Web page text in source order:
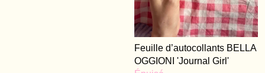
Feuille d’autocollants BELLA
OGGIONI 'Journal Girl'